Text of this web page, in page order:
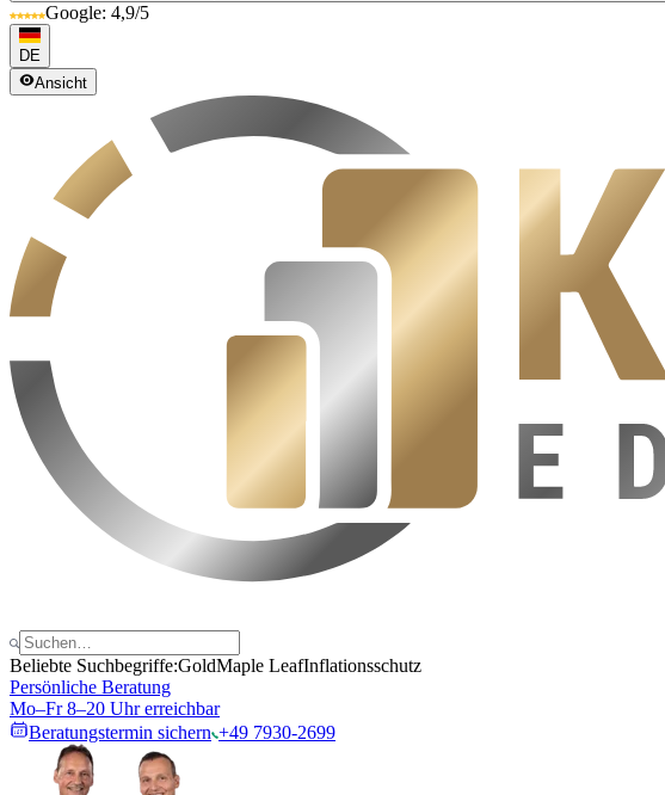
Google: 4,9/5
DE
Ansicht
Beliebte Suchbegriffe:GoldMaple LeafInflationsschutz
Persönliche Beratung
Mo–Fr 8–20 Uhr erreichbar
Beratungstermin sichern +49 7930-2699